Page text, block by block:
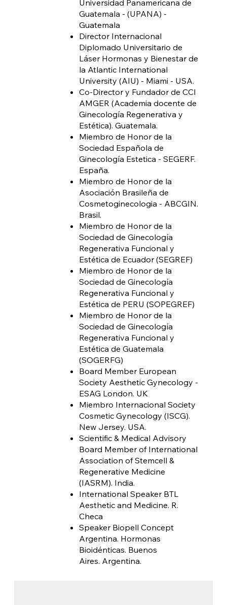
Universidad Panamericana de
Guatemala - (UPANA) -
Guatemala
Director Internacional
Diplomado Universitario de
Láser Hormonas y Bienestar de
la Atlantic International
University (AIU) - Miami - USA.
Co-Director y Fundador de CCI
AMGER (Academia docente de
Ginecología Regenerativa y
Estética). Guatemala.
Miembro de Honor de la
Sociedad Española de
Ginecología Estetica - SEGERF.
España.
Miembro de Honor de la
Asociación Brasileña de
Cosmetoginecologia - ABCGIN.
Brasil.
Miembro de Honor de la
Sociedad de Ginecología
Regenerativa Funcional y
Estética de Ecuador (SEGREF)
Miembro de Honor de la
Sociedad de Ginecología
Regenerativa Funcional y
Estética de PERU (SOPEGREF)
Miembro de Honor de la
Sociedad de Ginecología
Regenerativa Funcional y
Estética de Guatemala
(SOGERFG)
Board Member European
Society Aesthetic Gynecology -
ESAG London. UK
Miembro Internacional Society
Cosmetic Gynecology (ISCG).
New Jersey. USA.
Scientific & Medical Advisory
Board Member of International
Association of Stemcell &
Regenerative Medicine
(IASRM). India.
International Speaker BTL
Aesthetic and Medicine. R.
Checa
Speaker Biopell Concept
Argentina. Hormonas
Bioidénticas. Buenos
Aires. Argentina.